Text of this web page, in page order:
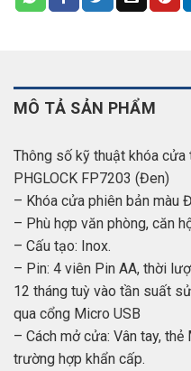
MÔ TẢ SẢN PHẨM
Thông số kỹ thuật khóa cửa
PHGLOCK FP7203 (Đen)
– Khóa cửa phiên bản màu
– Phù hợp văn phòng, căn
– Cấu tạo: Inox.
– Pin: 4 viên Pin AA, thời
12 tháng tuỳ vào tần suất
qua cổng Micro USB
– Cách mở cửa: Vân tay,
trường hợp khẩn cấp.